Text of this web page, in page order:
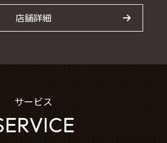
店舗詳細
サービス